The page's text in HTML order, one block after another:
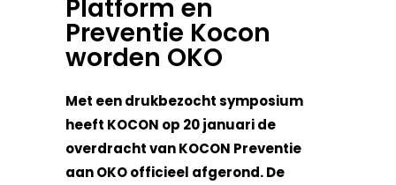
Platform en
Preventie Kocon
worden OKO
Met een drukbezocht symposium
heeft KOCON op 20 januari de
overdracht van KOCON Preventie
aan OKO officieel afgerond. De